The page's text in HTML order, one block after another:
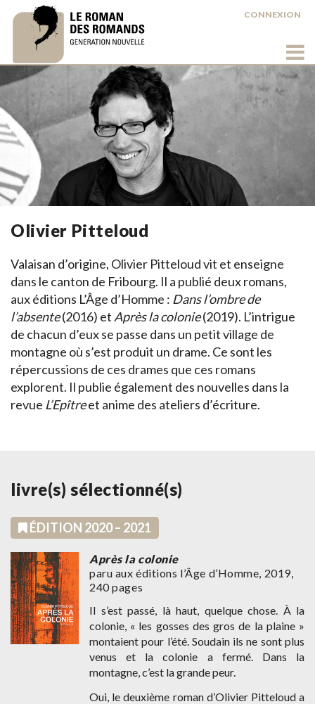
CONNEXION
Olivier Pitteloud
Valaisan d’origine, Olivier Pitteloud vit et enseigne
dans le canton de Fribourg. Il a publié deux romans,
aux éditions L’Âge d’Homme : Dans l’ombre de
l’absente(2016) et Après la colonie(2019). L’intrigue
de chacun d’eux se passe dans un petit village de
montagne où s’est produit un drame. Ce sont les
répercussions de ces drames que ces romans
explorent. Il publie également des nouvelles dans la
revue L’Epîtreet anime des ateliers d’écriture.
livre(s) sélectionné(s)
ÉDITION 2020 – 2021
Après la colonie
paru aux éditions l’Âge d’Homme, 2019,
240 pages
Il s’est passé, là haut, quelque chose. À la
colonie, « les gosses des gros de la plaine »
montaient pour l’été. Soudain ils ne sont plus
venus et la colonie a fermé. Dans la
montagne, c’est la grande peur.
Oui, le deuxième roman d’Olivier Pitteloud a